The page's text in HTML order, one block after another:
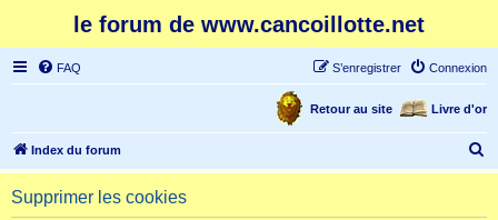
le forum de www.cancoillotte.net
FAQ Connexion
S’enregistrer
Livre d'or
Retour au site
Index du forum
e
Supprimer les cookies